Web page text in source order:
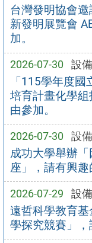
台灣發明協會
新發明展覽會
加。
2026-07-30 設
「115學年度
培育計畫化學
由參加。
2026-07-30 設
成功大學舉辦
座」，請有興趣
2026-07-29 設
遠哲科學教育
學探究競賽」，